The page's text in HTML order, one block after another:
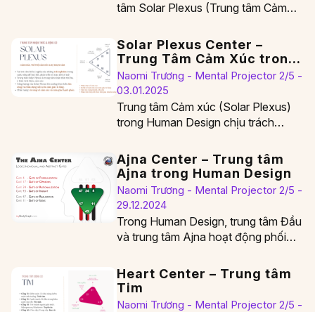
tâm Solar Plexus (Trung tâm Cảm
Solar Plexus Center –
Trung Tâm Cảm Xúc trong
Human Design
Naomi Trương - Mental Projector 2/5 -
03.01.2025
Trung tâm Cảm xúc (Solar Plexus)
trong Human Design chịu trách
thức cảm…
Ajna Center – Trung tâm
Ajna trong Human Design
Naomi Trương - Mental Projector 2/5 -
29.12.2024
Trong Human Design, trung tâm Đầu
và trung tâm Ajna hoạt động phối
Heart Center – Trung tâm
Tim
Naomi Trương - Mental Projector 2/5 -